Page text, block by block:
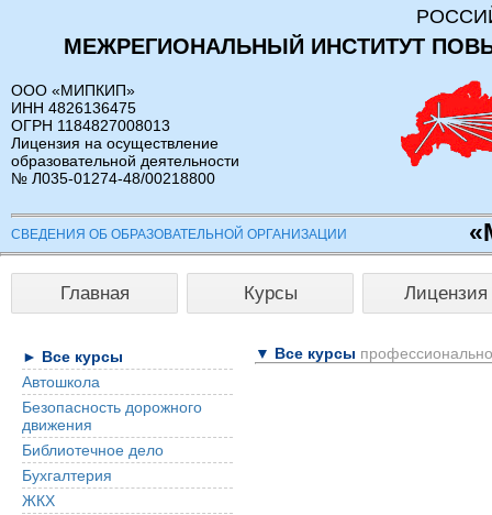
МЕЖРЕГИОНАЛЬНЫЙ ИНСТИТУТ
ООО «МИПКИП»
ИНН 4826136475
ОГРН 1184827008013
Лицензия на осуществление
образовательной деятельности
№ Л035-01274-48/00218800
СВЕДЕНИЯ ОБ ОБРАЗОВАТЕЛЬНОЙ ОРГАНИЗАЦИИ
Главная Курсы Лицензия
► Все курсы
Автошкола
Безопасность дорожного
движения
Библиотечное дело
Бухгалтерия
ЖКХ
▼ Все курсы